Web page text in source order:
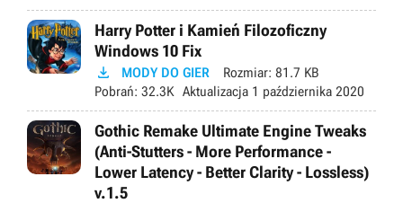
Harry Potter i Kamień Filozoficzny
Windows 10 Fix
 MODY DO GIER Rozmiar: 81.7 KB
Pobrań: 32.3K Aktualizacja 1 października 2020
Gothic Remake Ultimate Engine Tweaks
(Anti-Stutters - More Performance -
Lower Latency - Better Clarity - Lossless)
v.1.5